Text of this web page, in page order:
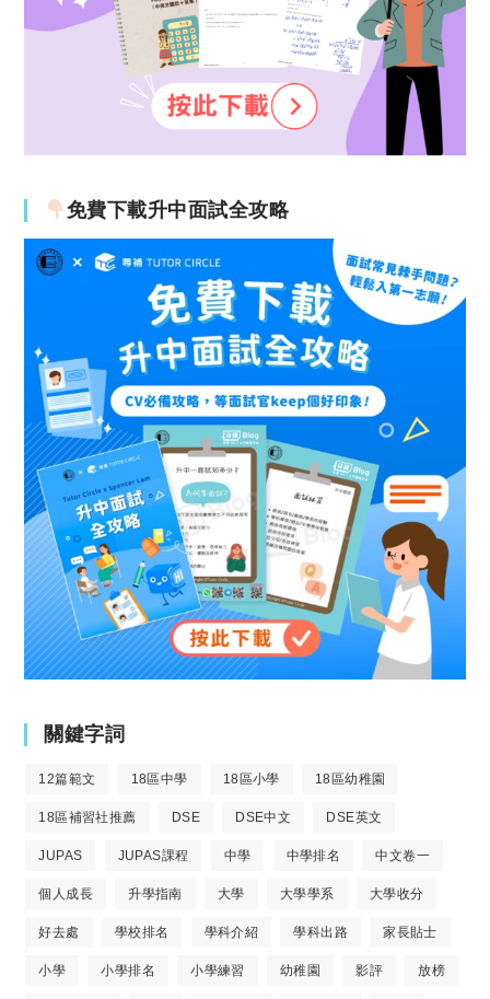
免費下載升中面試全攻略
關鍵字詞
12篇範文 18區中學 18區小學 18區幼稚園
18區補習社推薦 DSE DSE中文 DSE英文
JUPAS JUPAS課程 中學 中學排名 中文卷一
個人成長 升學指南 大學 大學學系 大學收分
好去處 學校排名 學科介紹 學科出路 家長貼士
小學 小學排名 小學練習 幼稚園 影評 放榜